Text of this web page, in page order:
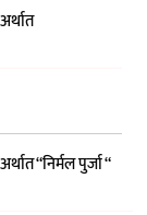
“निर्मल पुर्जा “